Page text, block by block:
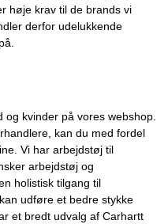
høje krav til de brands vi
derfor udelukkende
kvinder på vores webshop.
kan du med fordel
Vi har arbejdstøj til
arbejdstøj og
holistisk tilgang til
udføre et bedre stykke
et bredt udvalg af Carhartt